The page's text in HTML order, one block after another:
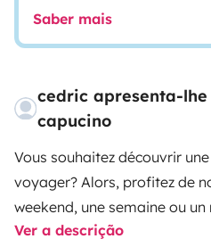
Saber mais
cedric apresenta-
capucino
Vous souhaitez découvrir
voyager? Alors, profitez de
weekend, une semaine ou
personnes, il dispose de
Ver a descrição